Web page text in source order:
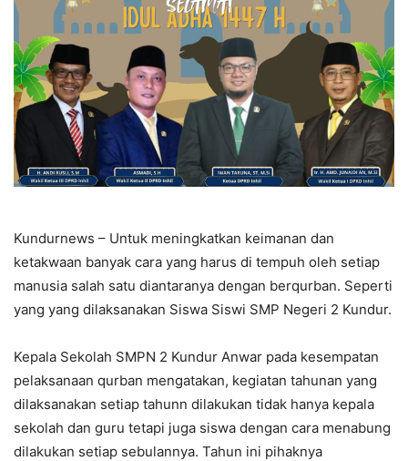
Kundurnews – Untuk meningkatkan keimanan dan
ketakwaan banyak cara yang harus di tempuh oleh setiap
manusia salah satu diantaranya dengan berqurban. Seperti
yang yang dilaksanakan Siswa Siswi SMP Negeri 2 Kundur.
Kepala Sekolah SMPN 2 Kundur Anwar pada kesempatan
pelaksanaan qurban mengatakan, kegiatan tahunan yang
dilaksanakan setiap tahunn dilakukan tidak hanya kepala
sekolah dan guru tetapi juga siswa dengan cara menabung
dilakukan setiap sebulannya. Tahun ini pihaknya